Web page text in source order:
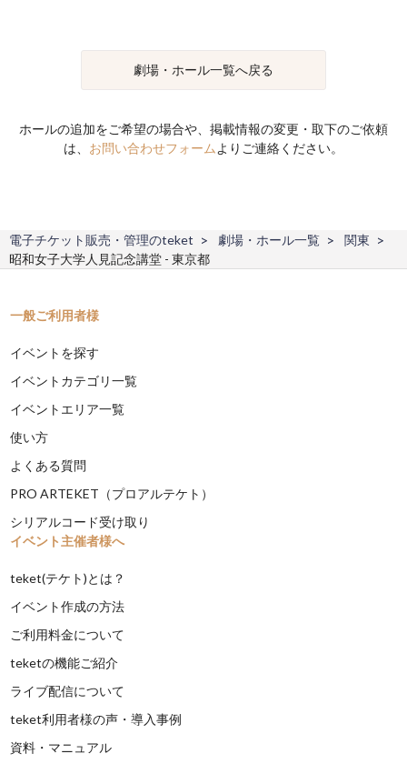
劇場・ホール一覧へ戻る
ホールの追加をご希望の場合や、掲載情報の変更・取下のご依頼
は、 お問い合わせフォーム よりご連絡ください。
電子チケット販売・管理のteket 劇場・ホール一覧
関東
昭和女子大学人見記念講堂 - 東京都
一般ご利用者様
イベントを探す
イベントカテゴリ一覧
イベントエリア一覧
使い方
よくある質問
PRO ARTEKET（プロアルテケト）
シリアルコード受け取り
イベント主催者様へ
teket(テケト)とは？
イベント作成の方法
ご利用料金について
teketの機能ご紹介
ライブ配信について
teket利用者様の声・導入事例
資料・マニュアル